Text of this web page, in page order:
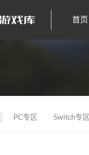
首页
PC专区 Switch专区